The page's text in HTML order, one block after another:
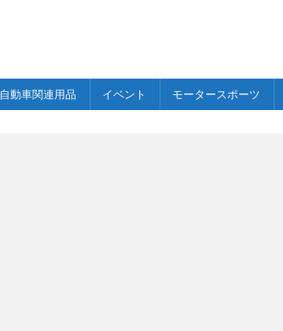
自動車関連用品 イベント モータースポーツ